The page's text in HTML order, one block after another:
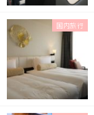
国内旅行